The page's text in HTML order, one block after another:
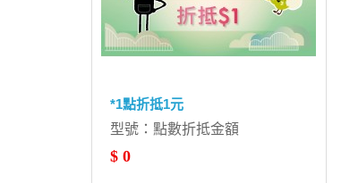
*1點折抵1元
型號：點數折抵金額
$ 0